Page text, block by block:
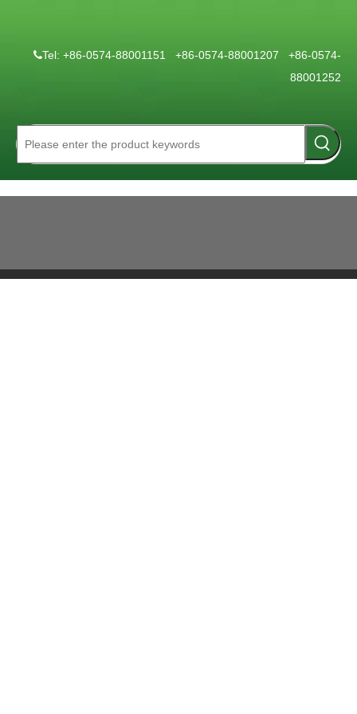
Tel: +86-0574-88001151 +86-0574-88001207 +86-0574-
88001252